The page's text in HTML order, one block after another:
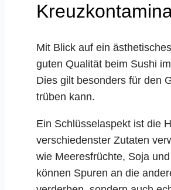
Mit Blick auf ein
guten Qualität beim Sushi
Dies gilt besonders für den
trüben kann.
Ein Schlüsselaspekt ist die
verschiedenster Zutaten
wie Meeresfrüchte, Soja
können Spuren an die